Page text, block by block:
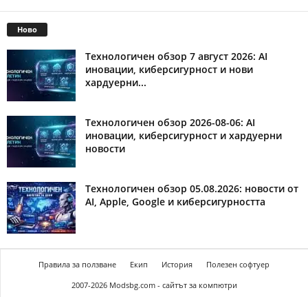
Ново
Технологичен обзор 7 август 2026: AI
иновации, киберсигурност и нови
хардуерни...
Технологичен обзор 2026-08-06: AI
иновации, киберсигурност и хардуерни
новости
Технологичен обзор 05.08.2026: новости от
AI, Apple, Google и киберсигурността
Правила за ползване Екип История
Полезен софтуер
2007-2026 Modsbg.com - сайтът за компютри